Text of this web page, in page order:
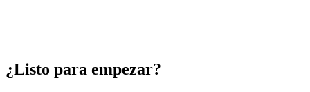
¿Listo para empezar?